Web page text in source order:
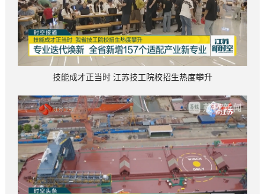
技能成才正当时 江苏技工院校招生热度攀升